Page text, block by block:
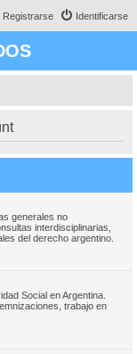
Identificarse
Registrarse
generales no
interdisciplinarias,
del derecho argentino.
Social en Argentina.
trabajo en